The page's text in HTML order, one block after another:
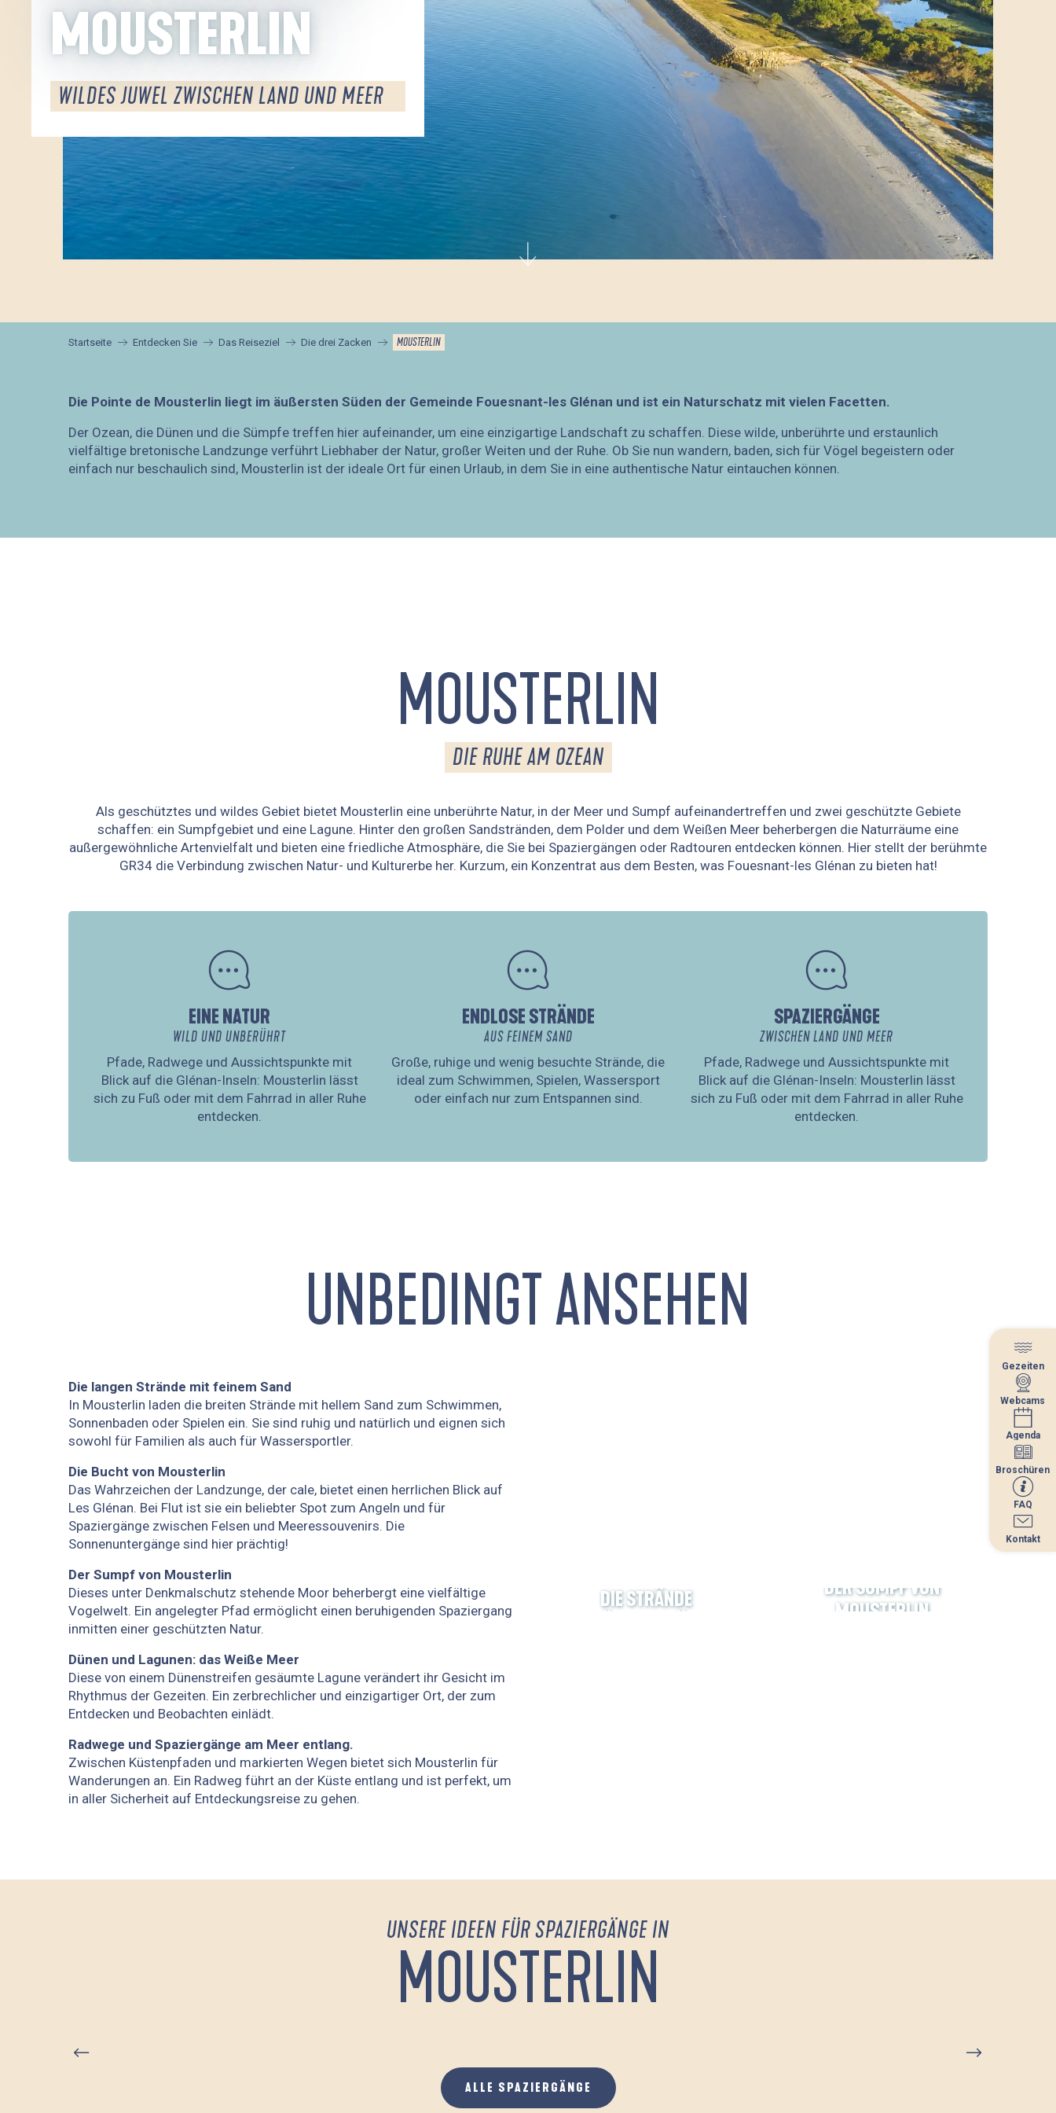
Gezeiten
Webcams
Agenda
Broschüren
FAQ
Kontakt
Kontakt
MOUSTERLIN
WILDES JUWEL ZWISCHEN LAND UND MEER
Startseite Entdecken Sie Das Reiseziel Die drei Zacken MOUSTERLIN
Die Pointe de Mousterlin liegt im äußersten Süden der Gemeinde Fouesnant-les Glénan und ist ein Naturschatz mit vielen Facetten.
Der Ozean, die Dünen und die Sümpfe treffen hier aufeinander, um eine einzigartige Landschaft zu schaffen. Diese wilde, unberührte und erstaunlich
vielfältige bretonische Landzunge verführt Liebhaber der Natur, großer Weiten und der Ruhe. Ob Sie nun wandern, baden, sich für Vögel begeistern oder
einfach nur beschaulich sind, Mousterlin ist der ideale Ort für einen Urlaub, in dem Sie in eine authentische Natur eintauchen können.
MOUSTERLIN
DIE RUHE AM OZEAN
Als geschütztes und wildes Gebiet bietet Mousterlin eine unberührte Natur, in der Meer und Sumpf aufeinandertreffen und zwei geschützte Gebiete
schaffen: ein Sumpfgebiet und eine Lagune. Hinter den großen Sandstränden, dem Polder und dem Weißen Meer beherbergen die Naturräume eine
außergewöhnliche Artenvielfalt und bieten eine friedliche Atmosphäre, die Sie bei Spaziergängen oder Radtouren entdecken können. Hier stellt der berühmte
GR34 die Verbindung zwischen Natur- und Kulturerbe her. Kurzum, ein Konzentrat aus dem Besten, was Fouesnant-les Glénan zu bieten hat!
EINE NATUR
WILD UND UNBERÜHRT
Pfade, Radwege und Aussichtspunkte mit
Blick auf die Glénan-Inseln: Mousterlin lässt
sich zu Fuß oder mit dem Fahrrad in aller Ruhe
entdecken.
ENDLOSE STRÄNDE
AUS FEINEM SAND
Große, ruhige und wenig besuchte Strände, die
ideal zum Schwimmen, Spielen, Wassersport
oder einfach nur zum Entspannen sind.
SPAZIERGÄNGE
ZWISCHEN LAND UND MEER
Pfade, Radwege und Aussichtspunkte mit
Blick auf die Glénan-Inseln: Mousterlin lässt
sich zu Fuß oder mit dem Fahrrad in aller Ruhe
entdecken.
UNBEDINGT ANSEHEN
Die langen Strände mit feinem Sand
In Mousterlin laden die breiten Strände mit hellem Sand zum Schwimmen,
Sonnenbaden oder Spielen ein. Sie sind ruhig und natürlich und eignen sich
sowohl für Familien als auch für Wassersportler.
Die Bucht von Mousterlin
Das Wahrzeichen der Landzunge, der cale, bietet einen herrlichen Blick auf
Les Glénan. Bei Flut ist sie ein beliebter Spot zum Angeln und für
Spaziergänge zwischen Felsen und Meeressouvenirs. Die
Sonnenuntergänge sind hier prächtig!
Der Sumpf von Mousterlin
Dieses unter Denkmalschutz stehende Moor beherbergt eine vielfältige
Vogelwelt. Ein angelegter Pfad ermöglicht einen beruhigenden Spaziergang
inmitten einer geschützten Natur.
Dünen und Lagunen: das Weiße Meer
Diese von einem Dünenstreifen gesäumte Lagune verändert ihr Gesicht im
Rhythmus der Gezeiten. Ein zerbrechlicher und einzigartiger Ort, der zum
Entdecken und Beobachten einlädt.
Radwege und Spaziergänge am Meer entlang.
Zwischen Küstenpfaden und markierten Wegen bietet sich Mousterlin für
Wanderungen an. Ein Radweg führt an der Küste entlang und ist perfekt, um
in aller Sicherheit auf Entdeckungsreise zu gehen.
DIE STRÄNDE
DER SUMPF VON
MOUSTERLIN
UNSERE IDEEN FÜR SPAZIERGÄNGE IN
MOUSTERLIN
ALLE SPAZIERGÄNGE